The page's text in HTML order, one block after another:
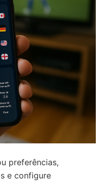
preferências,
e configure